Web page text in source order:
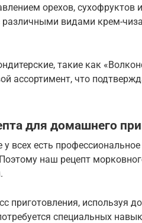
орехов, сухофруктов
видами крем-
такие как
ассортимент, что
для домашнего
всех есть
наш рецепт
приготовления, используя
специальных